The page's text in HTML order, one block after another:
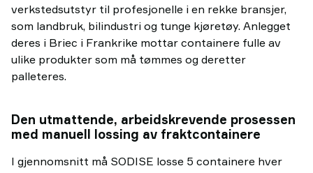
verkstedsutstyr til profesjonelle i en rekke bransjer,
som landbruk, bilindustri og tunge kjøretøy. Anlegget
deres i Briec i Frankrike mottar containere fulle av
ulike produkter som må tømmes og deretter
palleteres.
Den utmattende, arbeidskrevende prosessen
med manuell lossing av fraktcontainere
I gjennomsnitt må SODISE losse 5 containere hver